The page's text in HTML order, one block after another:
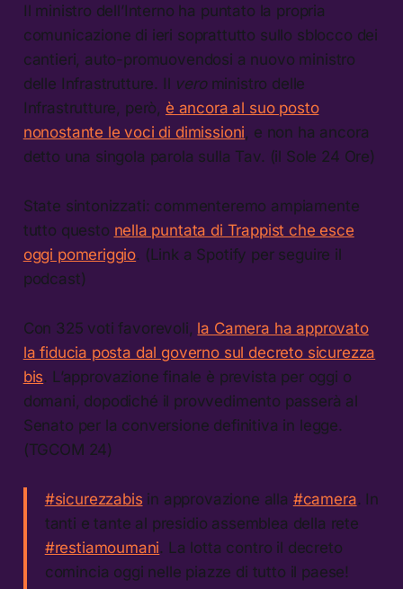
Il ministro dellʼInterno ha puntato la propria
comunicazione di ieri soprattutto sullo sblocco dei
cantieri, auto-promuovendosi a nuovo ministro
delle Infrastrutture. Il veroministro delle
Infrastrutture, però, è ancora al suo posto
nonostante le voci di dimissioni , e non ha ancora
detto una singola parola sulla Tav. (il Sole 24 Ore)
State sintonizzati: commenteremo ampiamente
tutto questo nella puntata di Trappist che esce
oggi pomeriggio. (Link a Spotify per seguire il
podcast)
Con 325 voti favorevoli, la Camera ha approvato
la fiducia posta dal governo sul decreto sicurezza
bis. Lʼapprovazione finale è prevista per oggi o
domani, dopodiché il provvedimento passerà al
Senato per la conversione definitiva in legge.
(TGCOM 24)
#sicurezzabis in approvazione alla #camera. In
tanti e tante al presidio assemblea della rete
#restiamoumani. La lotta contro il decreto
comincia oggi nelle piazze di tutto il paese!